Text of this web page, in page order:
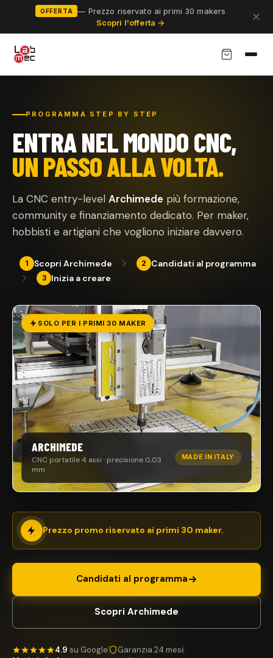
OFFERTA
— Prezzo riservato ai primi 30 makers
Scopri l'offerta →
✕
PROGRAMMA STEP BY STEP
ENTRA NEL MONDO CNC,
UN PASSO ALLA VOLTA.
La CNC entry-level Archimede più formazione,
community e finanziamento dedicato. Per maker,
hobbisti e artigiani che vogliono iniziare davvero.
1 Scopri Archimede 2 Candidati al programma
3 Inizia a creare
Prezzo promo riservato ai primi 30 maker.
Candidati al programma
Scopri Archimede
4.9 su Google
Garanzia 24 mesi
SOLO PER I PRIMI 30 MAKER
ARCHIMEDE
CNC portatile 4 assi · precisione 0,03
mm
MADE IN ITALY